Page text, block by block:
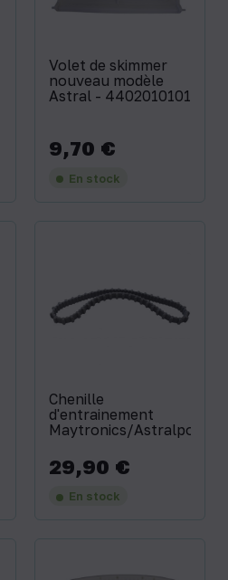
Volet de skimmer
nouveau modèle
Astral - 4402010101
Prix
9,70 €
En stock
Chenille
d'entrainement
Maytronics/Astralpool
Prix
29,90 €
En stock